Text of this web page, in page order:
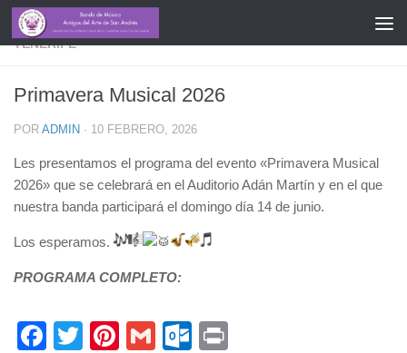
CONCIERTOS / FEDERACIÓN INSULAR DE BANDAS DE
TENERIFE
Primavera Musical 2026
POR ADMIN · 10 FEBRERO, 2026
Les presentamos el programa del evento «Primavera Musical
2026» que se celebrará en el Auditorio Adán Martín y en el que
nuestra banda participará el domingo día 14 de junio.
Los esperamos.
PROGRAMA COMPLETO:
Facebook
TwitterPinterest
GmailOutlook.com